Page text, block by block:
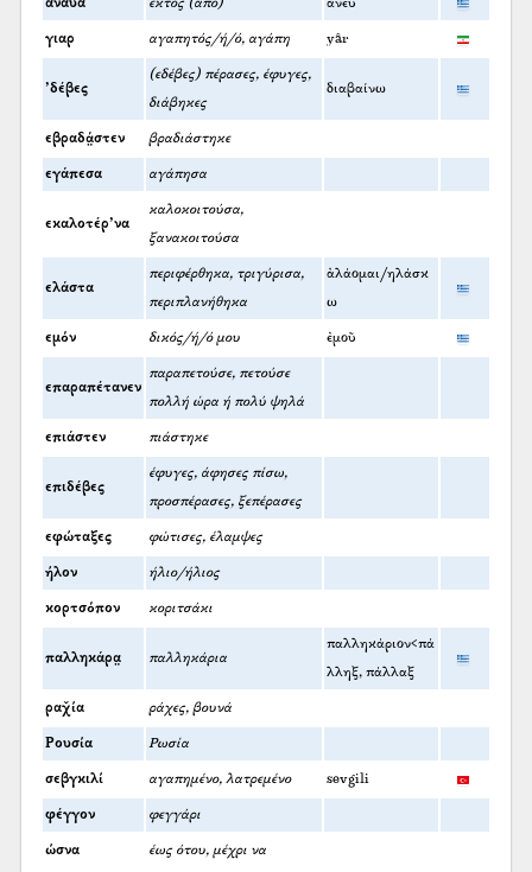
άναυα εκτός (από) άνευ
γιαρ αγαπητός/ή/ό, αγάπη yâr
’δέβες
(εδέβες) πέρασες, έφυγες,
διάβηκες
διαβαίνω
εβραδά̤στεν βραδιάστηκε
εγάπεσα αγάπησα
εκαλοτέρ’να
καλοκοιτούσα,
ξανακοιτούσα
ελάστα
περιφέρθηκα, τριγύρισα,
περιπλανήθηκα
ἀλάομαι/ηλάσκ
ω
εμόν δικός/ή/ό μου ἐμοῦ
επαραπέτανεν
παραπετούσε, πετούσε
πολλή ώρα ή πολύ ψηλά
επιάστεν πιάστηκε
επιδέβες
έφυγες, άφησες πίσω,
προσπέρασες, ξεπέρασες
εφώταξες φώτισες, έλαμψες
ήλον ήλιο/ήλιος
κορτσόπον κοριτσάκι
παλληκάρα̤ παλληκάρια
παλληκάριον<πά
λληξ, πάλλαξ
ραχ̌ία ράχες, βουνά
Ρουσία Ρωσία
σεβγκιλί αγαπημένο, λατρεμένο sevgili
φέγγον φεγγάρι
ώσνα έως ότου, μέχρι να